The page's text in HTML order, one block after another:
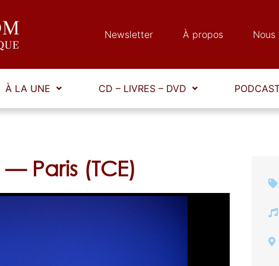
Newsletter À propos
À LA UNE CD – LIVRES – DVD
— Paris (TCE)